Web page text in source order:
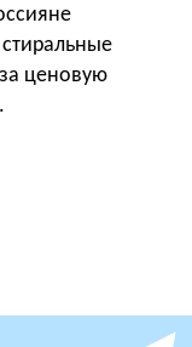
ценовую